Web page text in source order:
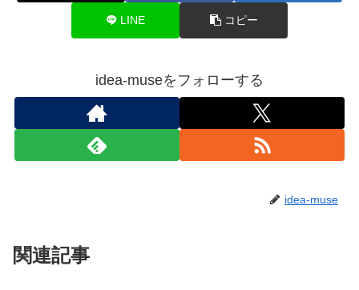
LINE コピー
idea-museをフォローする
idea-muse
関連記事